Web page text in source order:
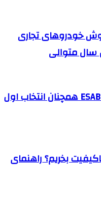
خودروهای تجاری
سال متوالی
چرا محصولات جوشکاری ESAB همچنان انتخاب اول
بخریم؟ راهنمای